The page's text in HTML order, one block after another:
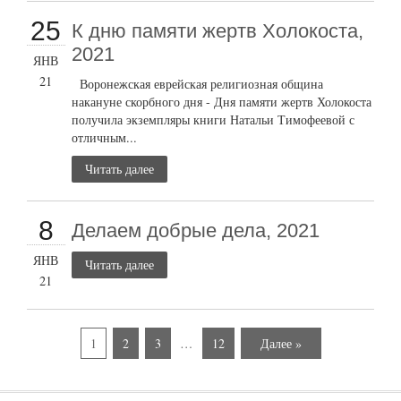
25
ЯНВ
21
К дню памяти жертв Холокоста,
2021
Воронежская еврейская религиозная община
накануне скорбного дня - Дня памяти жертв Холокоста
получила экземпляры книги Натальи Тимофеевой с
отличным...
Читать далее
8
ЯНВ
21
Делаем добрые дела, 2021
Читать далее
1 2 3 … 12 Далее »